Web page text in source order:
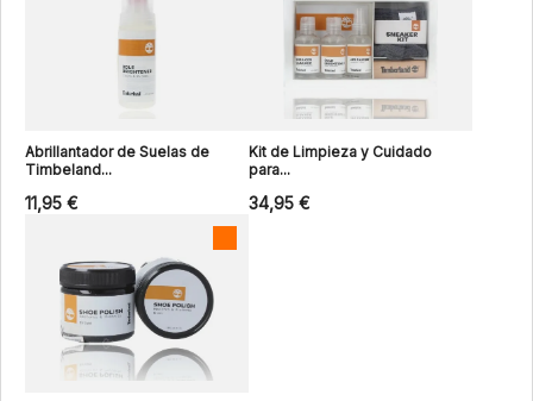
Abrillantador de Suelas de
Timbeland...
11,95 €
Kit de Limpieza y Cuidado
para...
34,95 €